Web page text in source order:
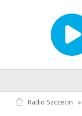
Radio Szczecin »